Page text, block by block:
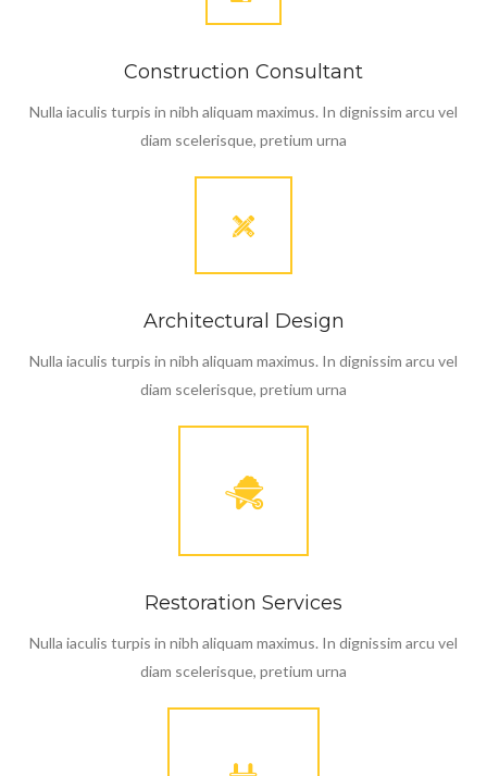
Construction Consultant
Nulla iaculis turpis in nibh aliquam maximus. In dignissim arcu vel
diam scelerisque, pretium urna
Architectural Design
Nulla iaculis turpis in nibh aliquam maximus. In dignissim arcu vel
diam scelerisque, pretium urna
Restoration Services
Nulla iaculis turpis in nibh aliquam maximus. In dignissim arcu vel
diam scelerisque, pretium urna